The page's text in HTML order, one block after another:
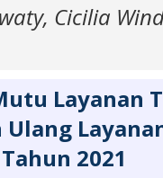
Cicilia
Layanan
2021